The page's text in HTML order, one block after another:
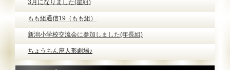
3月になりました(星組)
もも組通信19（もも組）
新潟小学校交流会に参加しました(年長組)
ちょうちん座人形劇場♪